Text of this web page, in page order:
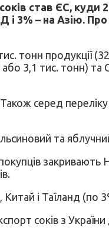
став ЄС, куди
3% – на Азію.
продукції
3,1 тис. тонн) та
серед
та
закривають
і Таїланд (по
соків з